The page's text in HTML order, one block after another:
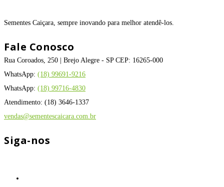
Sementes Caiçara, sempre inovando para melhor atendê-los.
Fale Conosco
Rua Coroados, 250 | Brejo Alegre - SP CEP: 16265-000
WhatsApp: (18) 99691-9216
WhatsApp: (18) 99716-4830
Atendimento: (18) 3646-1337
vendas@sementescaicara.com.br
Siga-nos